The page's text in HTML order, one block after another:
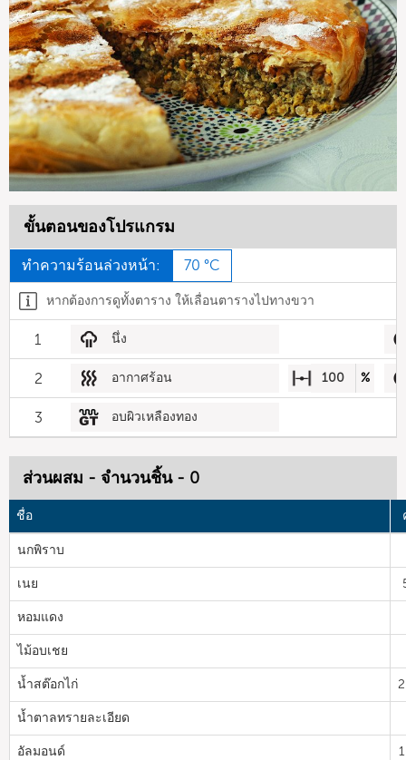
ขั้นตอนของโปรแกรม
ทำความร้อนล่วงหน้า: 70 °C
หากต้องการดูทั้งตาราง ให้เลื่อนตารางไปทางขวา
1 นึ่ง
2 อากาศร้อน 100 %
3 อบผิวเหลืองทอง
ส่วนผสม - จำนวนชิ้น - 0
ชื่อ
นกพิราบ
เนย
หอมแดง
ไม้อบเชย
น้ำสต๊อกไก่
น้ำตาลทรายละเอียด
อัลมอนด์